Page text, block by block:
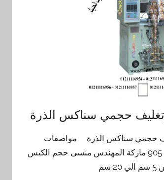
وتغليف حجمي سناكس الذرة
حجمي سناكس الذرة مواصفات
الماكينة موديل 905 ماركة المهندس منسى حجم الكيس